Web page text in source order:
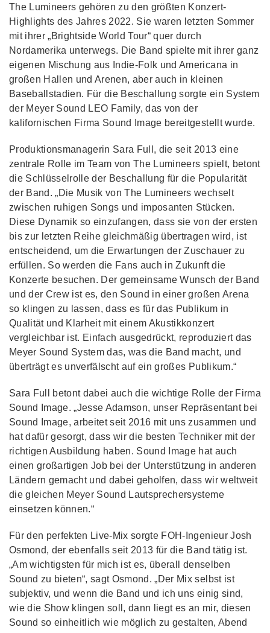
The Lumineers gehören zu den größten Konzert-
Highlights des Jahres 2022. Sie waren letzten Sommer
mit ihrer „Brightside World Tour“ quer durch
Nordamerika unterwegs. Die Band spielte mit ihrer ganz
eigenen Mischung aus Indie-Folk und Americana in
großen Hallen und Arenen, aber auch in kleinen
Baseballstadien. Für die Beschallung sorgte ein System
der Meyer Sound LEO Family, das von der
kalifornischen Firma Sound Image bereitgestellt wurde.
Produktionsmanagerin Sara Full, die seit 2013 eine
zentrale Rolle im Team von The Lumineers spielt, betont
die Schlüsselrolle der Beschallung für die Popularität
der Band. „Die Musik von The Lumineers wechselt
zwischen ruhigen Songs und imposanten Stücken.
Diese Dynamik so einzufangen, dass sie von der ersten
bis zur letzten Reihe gleichmäßig übertragen wird, ist
entscheidend, um die Erwartungen der Zuschauer zu
erfüllen. So werden die Fans auch in Zukunft die
Konzerte besuchen. Der gemeinsame Wunsch der Band
und der Crew ist es, den Sound in einer großen Arena
so klingen zu lassen, dass es für das Publikum in
Qualität und Klarheit mit einem Akustikkonzert
vergleichbar ist. Einfach ausgedrückt, reproduziert das
Meyer Sound System das, was die Band macht, und
überträgt es unverfälscht auf ein großes Publikum.“
Sara Full betont dabei auch die wichtige Rolle der Firma
Sound Image. „Jesse Adamson, unser Repräsentant bei
Sound Image, arbeitet seit 2016 mit uns zusammen und
hat dafür gesorgt, dass wir die besten Techniker mit der
richtigen Ausbildung haben. Sound Image hat auch
einen großartigen Job bei der Unterstützung in anderen
Ländern gemacht und dabei geholfen, dass wir weltweit
die gleichen Meyer Sound Lautsprechersysteme
einsetzen können.“
Für den perfekten Live-Mix sorgte FOH-Ingenieur Josh
Osmond, der ebenfalls seit 2013 für die Band tätig ist.
„Am wichtigsten für mich ist es, überall denselben
Sound zu bieten“, sagt Osmond. „Der Mix selbst ist
subjektiv, und wenn die Band und ich uns einig sind,
wie die Show klingen soll, dann liegt es an mir, diesen
Sound so einheitlich wie möglich zu gestalten, Abend